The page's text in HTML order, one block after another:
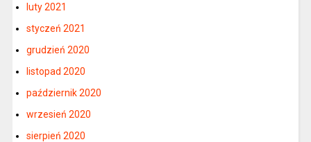
luty 2021
styczeń 2021
grudzień 2020
listopad 2020
październik 2020
wrzesień 2020
sierpień 2020